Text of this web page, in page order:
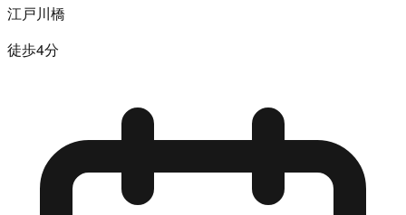
江戸川橋
徒歩4分